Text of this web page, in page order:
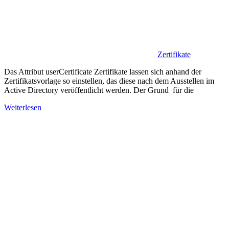
Zertifikate
Das Attribut userCertificate Zertifikate lassen sich anhand der
Zertifikatsvorlage so einstellen, das diese nach dem Ausstellen im
Active Directory veröffentlicht werden. Der Grund für die
Weiterlesen